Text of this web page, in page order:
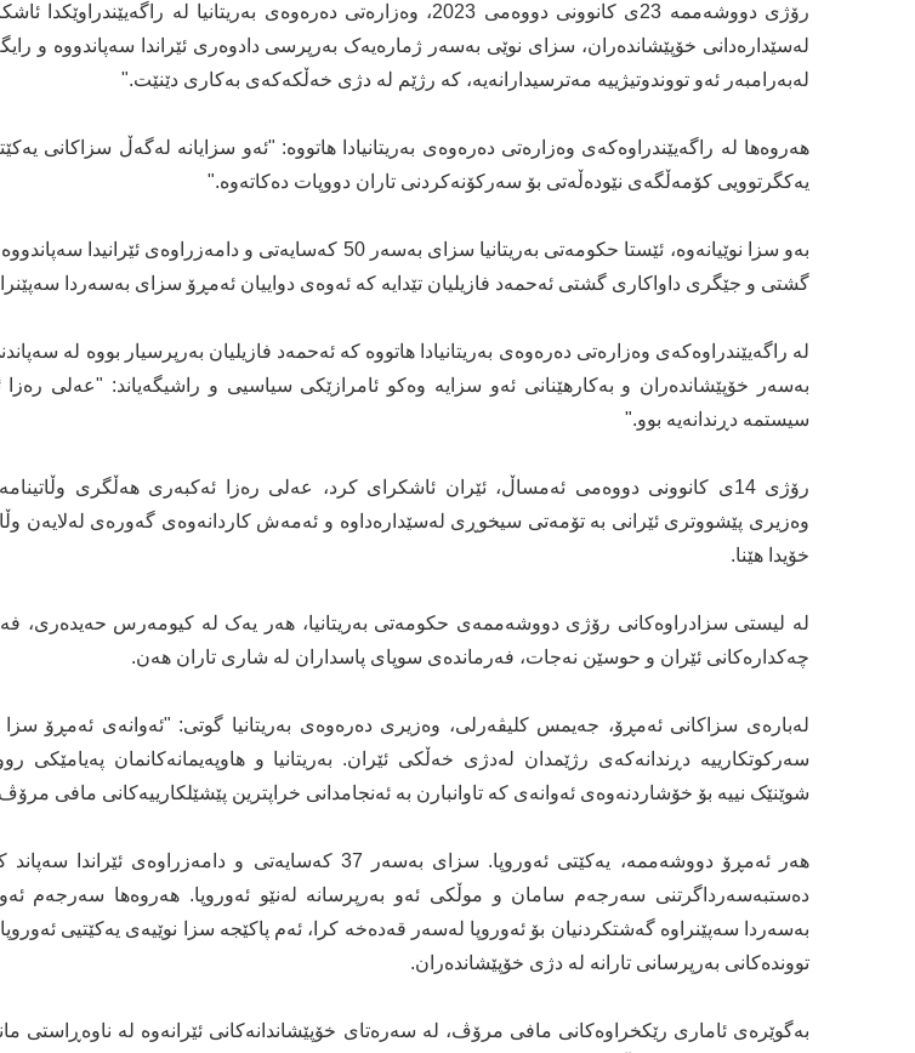
رۆژی دووشەممە 23ی کانوونی دووەمی 2023، وەزارەتی دەرەوەی بەریتانیا لە
لەسێدارەدانی خۆپێشاندەران، سزای نوێی بەسەر ژمارەیەک بەرپرسی دادوەری ئێراندا سەپاندووە و
لەبەرامبەر ئەو تووندوتیژییە مەترسیدارانەیە، کە رژێم لە دژی خەڵکەکەی بەکاری دێنێت."
هەروەها لە راگەیێندراوەکەی وەزارەتی دەرەوەی بەریتانیادا هاتووە: "ئەو سزایانە لەگەڵ سزاکانی
یەکگرتوویی کۆمەڵگەی نێودەڵەتی بۆ سەرکۆنەکردنی تاران دووپات دەکاتەوە."
بەو سزا نوێیانەوە، ئێستا حکومەتی بەریتانیا سزای بەسەر 50 کەسایەتی و دامەزراوەی
گشتی و جێگری داواکاری گشتی ئەحمەد فازیلیان تێدایە کە ئەوەی دواییان ئەمڕۆ سزای بەسەردا
لە راگەیێندراوەکەی وەزارەتی دەرەوەی بەریتانیادا هاتووە کە ئەحمەد فازیلیان بەرپرسیار بووە لە
بەسەر خۆپێشاندەران و بەکارهێنانی ئەو سزایە وەکو ئامرازێکی سیاسیی و راشیگەیاند: "عەلی رەزا
سیستمە دڕندانەیە بوو."
رۆژی 14ی کانوونی دووەمی ئەمساڵ، ئێران ئاشکرای کرد، عەلی رەزا ئەکبەری هەڵگری
وەزیری پێشووتری ئێرانی بە تۆمەتی سیخوڕی لەسێدارەداوە و ئەمەش کاردانەوەی گەورەی لەلایەن
خۆیدا هێنا.
لە لیستی سزادراوەکانی رۆژی دووشەممەی حکومەتی بەریتانیا، هەر یەک لە کیومەرس حەیدەری،
چەکدارەکانی ئێران و حوسێن نەجات، فەرماندەی سوپای پاسداران لە شاری تاران هەن.
لەبارەی سزاکانی ئەمڕۆ، جەیمس کلیڤەرلی، وەزیری دەرەوەی بەریتانیا گوتی: "ئەوانەی ئەمڕۆ
سەرکوتکارییە دڕندانەکەی رژێمدان لەدژی خەڵکی ئێران. بەریتانیا و هاوپەیمانەکانمان پەیامێکی
شوێنێک نییە بۆ خۆشاردنەوەی ئەوانەی کە تاوانبارن بە ئەنجامدانی خراپترین پێشێلکارییەکانی مافی
هەر ئەمڕۆ دووشەممە، یەکێتی ئەوروپا. سزای بەسەر 37 کەسایەتی و
دەستبەسەرداگرتنی سەرجەم سامان و موڵکی ئەو بەرپرسانە لەنێو ئەوروپا. هەروەها سەرجەم
بەسەردا سەپێنراوە گەشتکردنیان بۆ ئەوروپا لەسەر قەدەخە کرا، ئەم پاکێجە سزا نوێیەی یەکێتیی
تووندەکانی بەرپرسانی تارانە لە دژی خۆپێشاندەران.
بەگوێرەی ئاماری رێکخراوەکانی مافی مرۆڤ، لە سەرەتای خۆپێشاندانەکانی ئێرانەوە لە ناوەڕاستی